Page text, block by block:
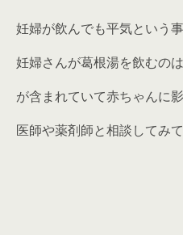
妊婦が飲んでも平気という事
妊婦さんが葛根湯を飲むの
が含まれていて赤ちゃんに
医師や薬剤師と相談してみて